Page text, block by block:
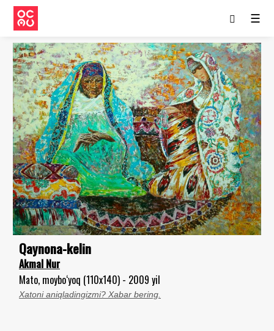
☰
Qaynona-kelin
Akmal Nur
Mato, moybo‘yoq (110x140) - 2009 yil
Xatoni aniqladingizmi? Xabar bering.